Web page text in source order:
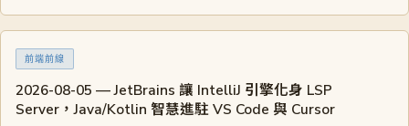
前端前線
2026-08-05 — JetBrains 讓 IntelliJ 引擎化身 LSP
Server，Java/Kotlin 智慧進駐 VS Code 與 Cursor